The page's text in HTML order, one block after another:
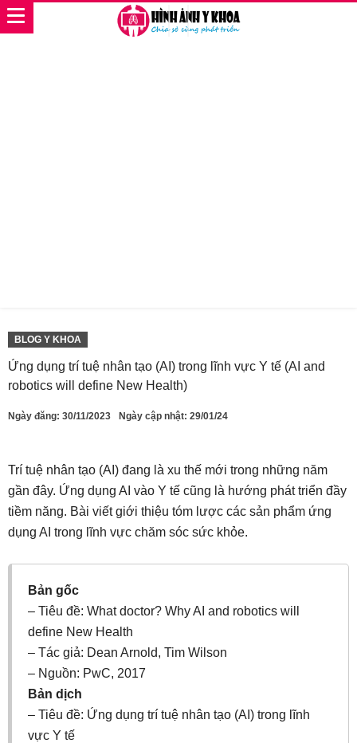
BLOG Y KHOA
Ứng dụng trí tuệ nhân tạo (AI) trong lĩnh vực Y tế (AI and
robotics will define New Health)
Ngày đăng: 30/11/2023 Ngày cập nhật: 29/01/24
Trí tuệ nhân tạo (AI) đang là xu thế mới trong những năm
gần đây. Ứng dụng AI vào Y tế cũng là hướng phát triển đầy
tiềm năng. Bài viết giới thiệu tóm lược các sản phẩm ứng
dụng AI trong lĩnh vực chăm sóc sức khỏe.
Bản gốc
– Tiêu đề: What doctor? Why AI and robotics will
define New Health
– Tác giả: Dean Arnold, Tim Wilson
– Nguồn: PwC, 2017
Bản dịch
– Tiêu đề: Ứng dụng trí tuệ nhân tạo (AI) trong lĩnh
vực Y tế